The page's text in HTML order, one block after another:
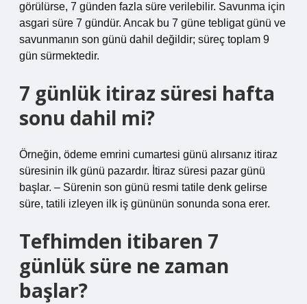
görülürse, 7 günden fazla süre verilebilir. Savunma için
asgari süre 7 gündür. Ancak bu 7 güne tebligat günü ve
savunmanın son günü dahil değildir; süreç toplam 9
gün sürmektedir.
7 günlük itiraz süresi hafta
sonu dahil mi?
Örneğin, ödeme emrini cumartesi günü alırsanız itiraz
süresinin ilk günü pazardır. İtiraz süresi pazar günü
başlar. – Sürenin son günü resmi tatile denk gelirse
süre, tatili izleyen ilk iş gününün sonunda sona erer.
Tefhimden itibaren 7
günlük süre ne zaman
başlar?